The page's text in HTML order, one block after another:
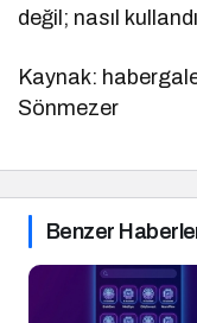
değil; nasıl
Kaynak:
Sönmezer
Benzer